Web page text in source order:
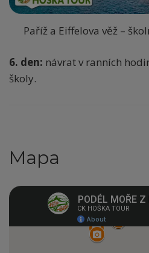
Paříž a Eiffelova věž –
6. den: návrat v ranních
školy.
Mapa